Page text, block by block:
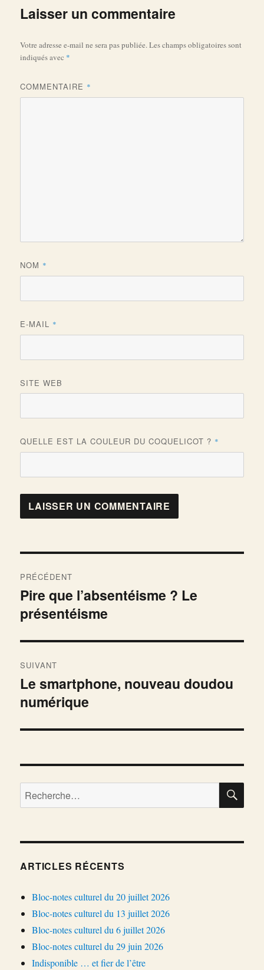
Laisser un commentaire
Votre adresse e-mail ne sera pas publiée. Les champs obligatoires sont
indiqués avec *
COMMENTAIRE *
NOM *
E-MAIL *
SITE WEB
QUELLE EST LA COULEUR DU COQUELICOT ? *
de
l’article
PRÉCÉDENT
Publication
précédente :
Pire que l’absentéisme ? Le
présentéisme
SUIVANT
Publication
suivante :
Le smartphone, nouveau doudou
numérique
Recherche
pour :
ARTICLES RÉCENTS
Bloc-notes culturel du 20 juillet 2026
Bloc-notes culturel du 13 juillet 2026
Bloc-notes culturel du 6 juillet 2026
Bloc-notes culturel du 29 juin 2026
Indisponible … et fier de l’être